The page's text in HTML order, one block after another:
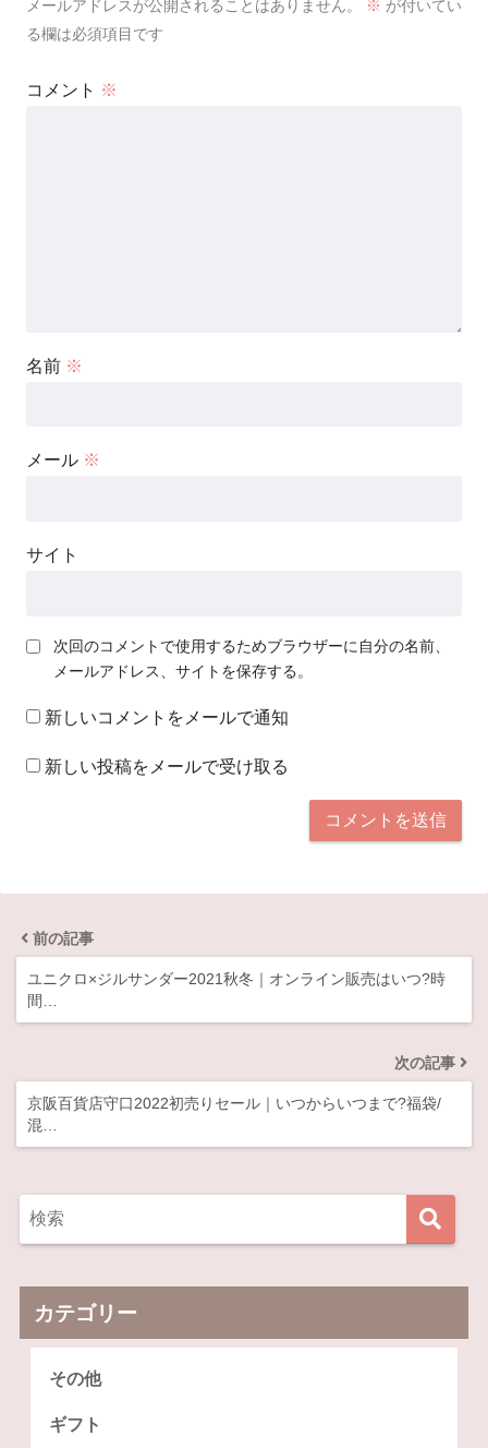
メールアドレスが公開されることはありません。 ※ が付いてい
る欄は必須項目です
コメント ※
名前 ※
メール ※
サイト
次回のコメントで使用するためブラウザーに自分の名前、
メールアドレス、サイトを保存する。
新しいコメントをメールで通知
新しい投稿をメールで受け取る
前の記事
ユニクロ×ジルサンダー2021秋冬｜オンライン販売はいつ?時
間…
次の記事
京阪百貨店守口2022初売りセール｜いつからいつまで?福袋/
混…
カテゴリー
その他
ギフト